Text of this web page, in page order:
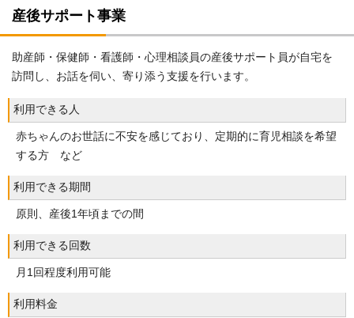
産後サポート事業
助産師・保健師・看護師・心理相談員の産後サポート員が自宅を
訪問し、お話を伺い、寄り添う支援を行います。
利用できる人
赤ちゃんのお世話に不安を感じており、定期的に育児相談を希望
する方 など
利用できる期間
原則、産後1年頃までの間
利用できる回数
月1回程度利用可能
利用料金